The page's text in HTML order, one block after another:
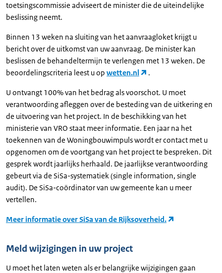
toetsingscommissie adviseert de minister die de uiteindelijke
beslissing neemt.
Binnen 13 weken na sluiting van het aanvraagloket krijgt u
bericht over de uitkomst van uw aanvraag. De minister kan
beslissen de behandeltermijn te verlengen met 13 weken. De
beoordelingscriteria leest u op wetten.nl .
U ontvangt 100% van het bedrag als voorschot. U moet
verantwoording afleggen over de besteding van de uitkering en
de uitvoering van het project. In de beschikking van het
ministerie van VRO staat meer informatie. Een jaar na het
toekennen van de Woningbouwimpuls wordt er contact met u
opgenomen om de voortgang van het project te bespreken. Dit
gesprek wordt jaarlijks herhaald. De jaarlijkse verantwoording
gebeurt via de SiSa-systematiek (single information, single
audit). De SiSa-coördinator van uw gemeente kan u meer
vertellen.
Meer informatie over SiSa van de Rijksoverheid.
Meld wijzigingen in uw project
U moet het laten weten als er belangrijke wijzigingen gaan